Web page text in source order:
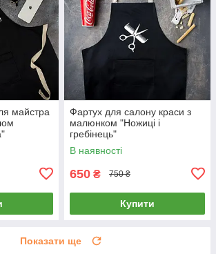
майстра
Фартух для салону краси з
малюнком "Ножиці і
гребінець"
В наявності
650 ₴ 750 ₴
Купити
Показати ще